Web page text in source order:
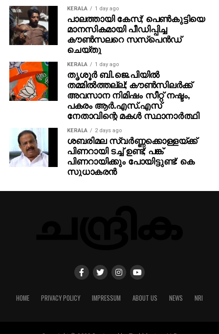
KERALA 1 day ago
പാലത്തായി കേസ്; പെൺകുട്ടിയെ
മാനസികമായി പീഡിപ്പിച്ച
കൗൺസലറെ സസ്പെൻഡ്
ചെയ്തു
KERALA 1 day ago
തൃശൂര്‍ ബി.ജെ.പിയില്‍
തമ്മില്‍ത്തല്ല്; കൗണ്‍സിലര്‍ക്ക്
അവസാന നിമിഷം സീറ്റ് നഷ്ടം,
പകരം ആര്‍.എസ്.എസ്
നേതാവിന്റെ മകള്‍ സ്ഥാനാര്‍ത്ഥി
KERALA 2 days ago
ശബരിമല സ്വര്‍ണ്ണക്കൊള്ളയ്ക്ക്
പിണറായി ടച്ച് ഉണ്ട്; പങ്ക്
പിണറായിക്കും പോയിട്ടുണ്ട്: കെ
സുധാകരന്‍
HOME PRIVACY POLICY IMPRESSUM ABOUT US NEWS NRI